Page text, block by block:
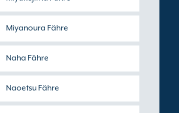
Miyanoura Fähre
Naha Fähre
Naoetsu Fähre